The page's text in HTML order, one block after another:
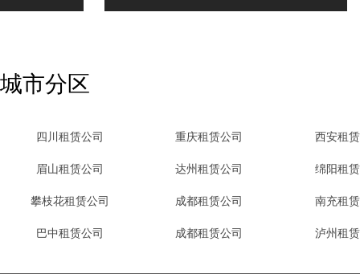
城市分区
四川租赁公司 重庆租赁公司 西安租
眉山租赁公司 达州租赁公司 绵阳租
攀枝花租赁公司 成都租赁公司 南充租
巴中租赁公司 成都租赁公司 泸州租